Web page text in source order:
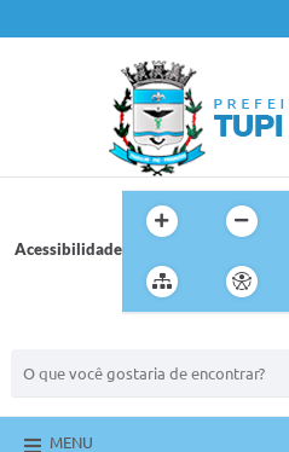
Acessibilidade
MENU